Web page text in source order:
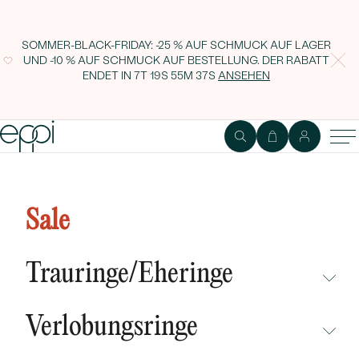
SOMMER-BLACK-FRIDAY: -25 % AUF SCHMUCK AUF LAGER
UND -10 % AUF SCHMUCK AUF BESTELLUNG. DER RABATT
ENDET IN 7T 19S 55M 36S ANSEHEN
Sale
Trauringe/Eheringe
NEUHEITEN
Verlobungsringe
Diamanten Ramila